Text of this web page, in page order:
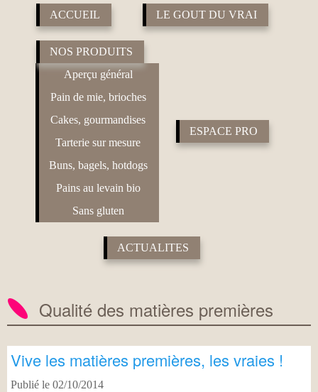
ACCUEIL LE GOUT DU VRAI
NOS PRODUITS
Aperçu général
Pain de mie, brioches
Cakes, gourmandises
Tarterie sur mesure
Buns, bagels, hotdogs
Pains au levain bio
Sans gluten
ESPACE PRO
ACTUALITES
Qualité des matières premières
Vive les matières premières, les vraies !
Publié le 02/10/2014